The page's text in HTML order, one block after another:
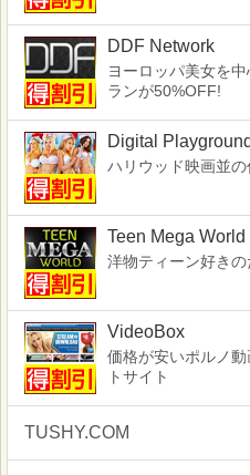
DDF Network
ヨーロッパ美女を
ランが50%OFF!
Digital Playground
ハリウッド映画並の
Teen Mega World
洋物ティーン好きの
VideoBox
価格が安いポルノ
トサイト
TUSHY.COM